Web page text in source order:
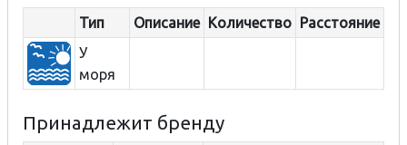
Тип Описание Количество Расстояние
У
моря
Принадлежит бренду